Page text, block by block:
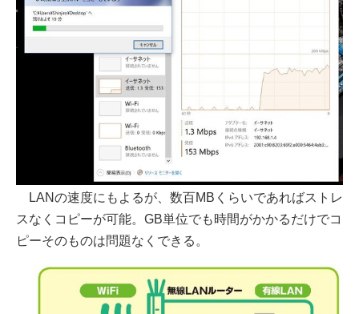
LANの速度にもよるが、数百MBくらいであればストレ
スなくコピーが可能。GB単位でも時間がかかるだけでコ
ピーそのものは問題なくできる。